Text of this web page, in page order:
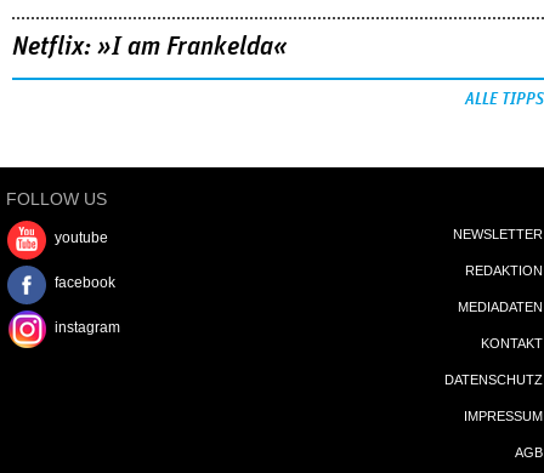
Netflix: »I am Frankelda«
ALLE TIPPS
FOLLOW US
youtube
facebook
instagram
NEWSLETTER
REDAKTION
MEDIADATEN
KONTAKT
DATENSCHUTZ
IMPRESSUM
AGB